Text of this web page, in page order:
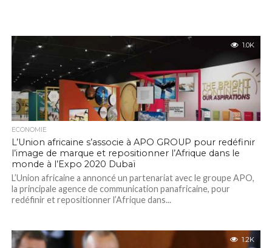
1.0K
ECONOMIE
L’Union africaine s’associe à APO GROUP pour redéfinir
l’image de marque et repositionner l’Afrique dans le
monde à l’Expo 2020 Dubaï
L’Union africaine a annoncé un partenariat avec le groupe APO,
la principale agence de communication panafricaine, pour
redéfinir et repositionner l’Afrique dans...
1.2K